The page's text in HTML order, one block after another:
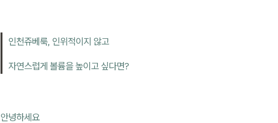
인천쥬베룩, 인위적이지 않고
자연스럽게 볼륨을 높이고 싶다면?
안녕하세요